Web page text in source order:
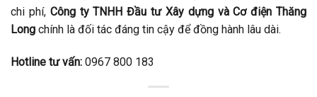
chi phí, Công ty TNHH Đầu tư Xây dựng và Cơ điện Thăng
Long chính là đối tác đáng tin cậy để đồng hành lâu dài.
Hotline tư vấn: 0967 800 183